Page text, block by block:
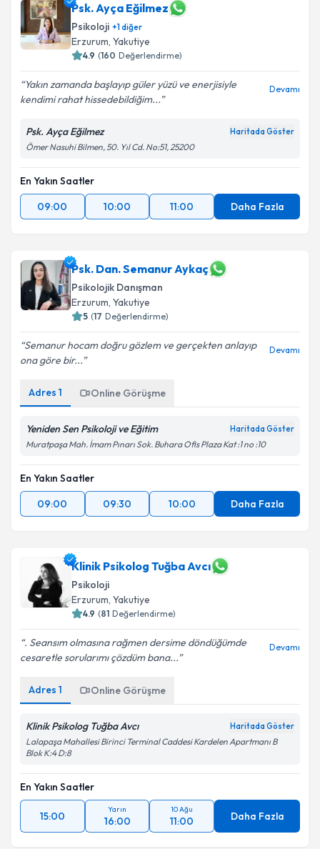
Psk. Ayça Eğilmez
Psikoloji +1diğer
Erzurum, Yakutiye
4.9 (160 Değerlendirme)
Yakın zamanda başlayıp güler yüzü ve enerjisiyle
kendimi rahat hissedebildiğim...
Devamı
Psk. Ayça Eğilmez Haritada Göster
Ömer Nasuhi Bilmen, 50. Yıl Cd. No:51, 25200
En Yakın Saatler
09:00
10:00 11:00 Daha Fazla
Psk. Dan. Semanur Aykaç
Psikolojik Danışman
Erzurum, Yakutiye
5 (17 Değerlendirme)
Semanur hocam doğru gözlem ve gerçekten anlayıp
ona göre bir...
Devamı
Adres 1 Online Görüşme
Yeniden Sen Psikoloji ve Eğitim Haritada Göster
Muratpaşa Mah. İmam Pınarı Sok. Buhara Ofis Plaza Kat :1 no :10
En Yakın Saatler
09:00
09:30 10:00 Daha Fazla
Klinik Psikolog Tuğba Avcı
Psikoloji
Erzurum, Yakutiye
4.9 (81 Değerlendirme)
. Seansım olmasına rağmen dersime döndüğümde
cesaretle sorularımı çözdüm bana...
Devamı
Adres 1 Online Görüşme
Klinik Psikolog Tuğba Avcı Haritada Göster
Lalapaşa Mahallesi Birinci Terminal Caddesi Kardelen Apartmanı B
Blok K:4 D:8
En Yakın Saatler
15:00
Yarın
16:00
10 Ağu
11:00 Daha Fazla